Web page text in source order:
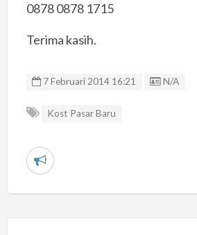
0878 0878 1715
Terima kasih.
7 Februari 2014 16:21 Listing ID
N/A
Kost Pasar Baru
L